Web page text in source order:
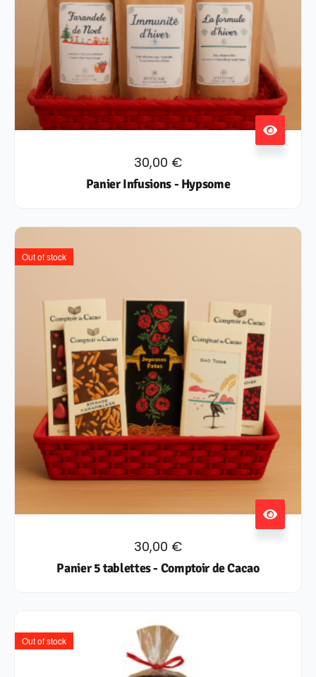
30,00 €
Panier Infusions - Hypsome
Out of stock
30,00 €
Panier 5 tablettes - Comptoir de Cacao
Out of stock